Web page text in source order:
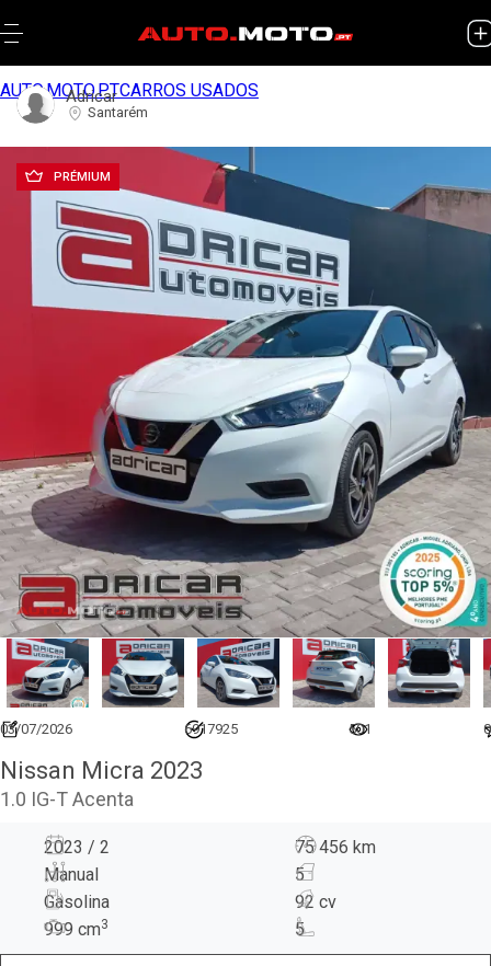
AUTO.MOTO.PTCARROS USADOS
PRÉMIUM
03/07/2026 6917925 501 0
Nissan Micra 2023
1.0 IG-T Acenta
2023 / 2
75 456 km
Manual
5
Gasolina
92 cv
999 cm3 5
Adricar
Santarém